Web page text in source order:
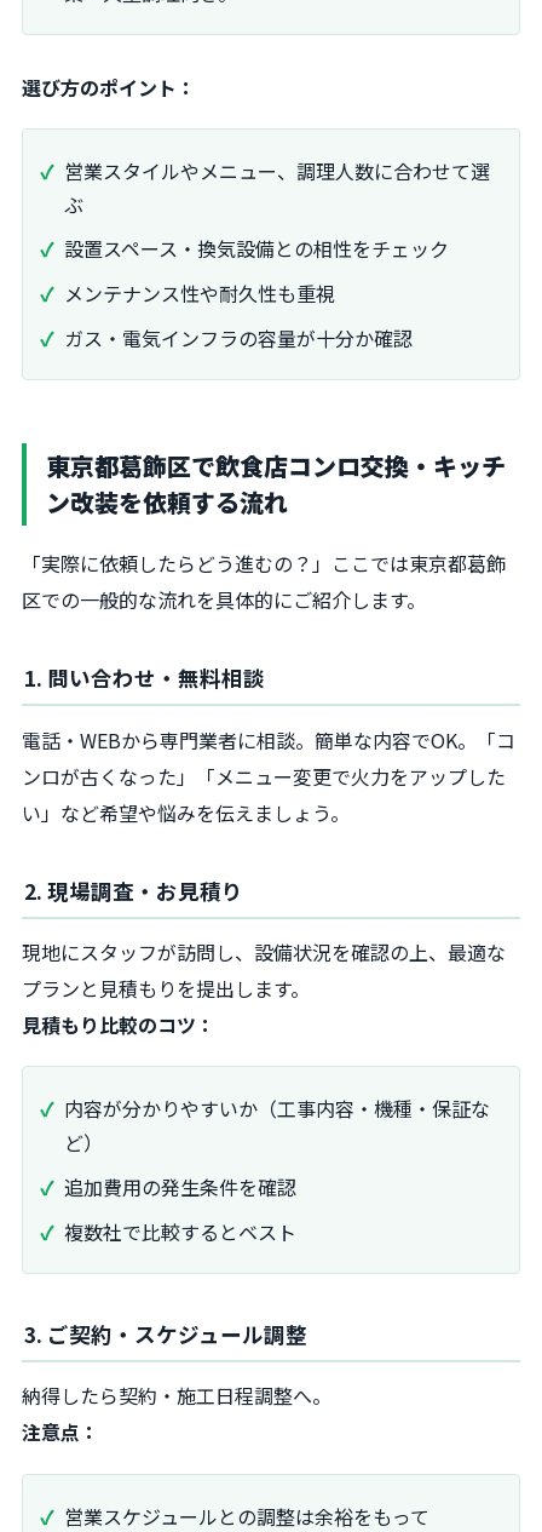
選び方のポイント：
営業スタイルやメニュー、調理人数に合わせて選
ぶ
設置スペース・換気設備との相性をチェック
メンテナンス性や耐久性も重視
ガス・電気インフラの容量が十分か確認
東京都葛飾区で飲食店コンロ交換・キッチ
ン改装を依頼する流れ
「実際に依頼したらどう進むの？」ここでは東京都葛飾
区での一般的な流れを具体的にご紹介します。
1. 問い合わせ・無料相談
電話・WEBから専門業者に相談。簡単な内容でOK。「コ
ンロが古くなった」「メニュー変更で火力をアップした
い」など希望や悩みを伝えましょう。
2. 現場調査・お見積り
現地にスタッフが訪問し、設備状況を確認の上、最適な
プランと見積もりを提出します。
見積もり比較のコツ：
内容が分かりやすいか（工事内容・機種・保証な
ど）
追加費用の発生条件を確認
複数社で比較するとベスト
3. ご契約・スケジュール調整
納得したら契約・施工日程調整へ。
注意点：
営業スケジュールとの調整は余裕をもって